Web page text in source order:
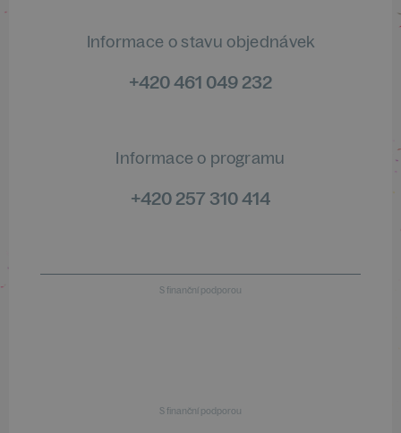
Informace o stavu objednávek
+420 461 049 232
Informace o programu
+420 257 310 414
S finanční podporou
S finanční podporou